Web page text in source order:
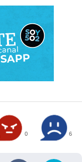
0 6